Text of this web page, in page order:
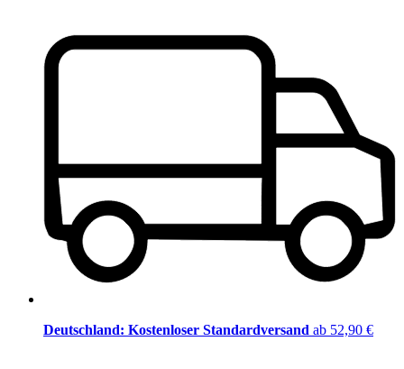
Deutschland: Kostenloser Standardversand ab 52,90 €